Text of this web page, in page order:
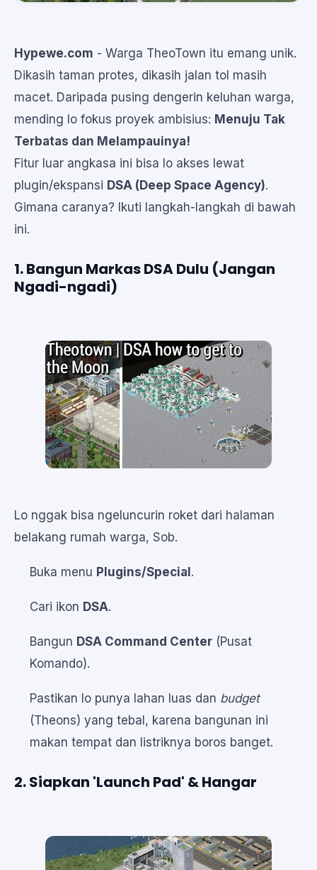
Hypewe.com - Warga TheoTown itu emang unik.
Dikasih taman protes, dikasih jalan tol masih
macet. Daripada pusing dengerin keluhan warga,
mending lo fokus proyek ambisius: Menuju Tak
Terbatas dan Melampauinya!
Fitur luar angkasa ini bisa lo akses lewat
plugin/ekspansi DSA (Deep Space Agency).
Gimana caranya? Ikuti langkah-langkah di bawah
ini.
1. Bangun Markas DSA Dulu (Jangan
Ngadi-ngadi)
Lo nggak bisa ngeluncurin roket dari halaman
belakang rumah warga, Sob.
Buka menu Plugins/Special .
Cari ikon DSA.
Bangun DSA Command Center (Pusat
Komando).
Pastikan lo punya lahan luas dan budget
(Theons) yang tebal, karena bangunan ini
makan tempat dan listriknya boros banget.
2. Siapkan 'Launch Pad' & Hangar